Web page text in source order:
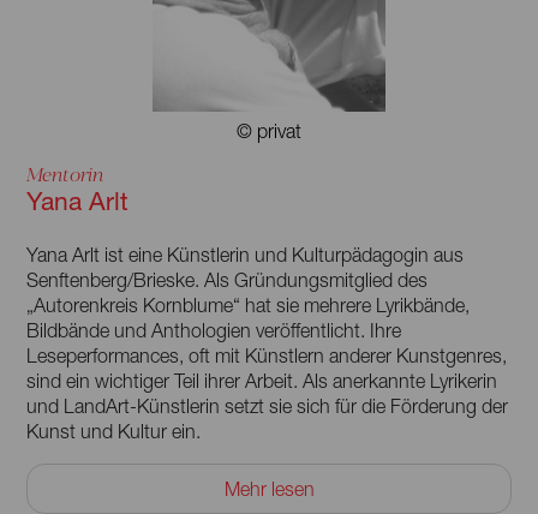
© privat
Mentorin
Yana Arlt
Yana Arlt ist eine Künstlerin und Kulturpädagogin aus
Senftenberg/Brieske. Als Gründungsmitglied des
„Autorenkreis Kornblume“ hat sie mehrere Lyrikbände,
Bildbände und Anthologien veröffentlicht. Ihre
Leseperformances, oft mit Künstlern anderer Kunstgenres,
sind ein wichtiger Teil ihrer Arbeit. Als anerkannte Lyrikerin
und LandArt-Künstlerin setzt sie sich für die Förderung der
Kunst und Kultur ein.
Wolfgang Wache, ein Schriftsteller und Kulturaktivist aus
Senftenberg/Brieske, hat sein Leben der Kunst, Kultur und
Mehr lesen